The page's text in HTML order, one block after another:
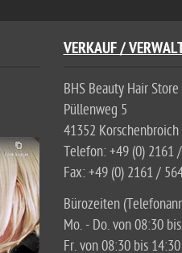
VERKAUF /
BHS Beauty Hair Store
Püllenweg 5
41352 Korschenbroich
Telefon: +49 (0) 2161
Fax: +49 (0) 2161 /
Bürozeiten
Mo. - Do. von 08:30
Fr. von 08:30 bis